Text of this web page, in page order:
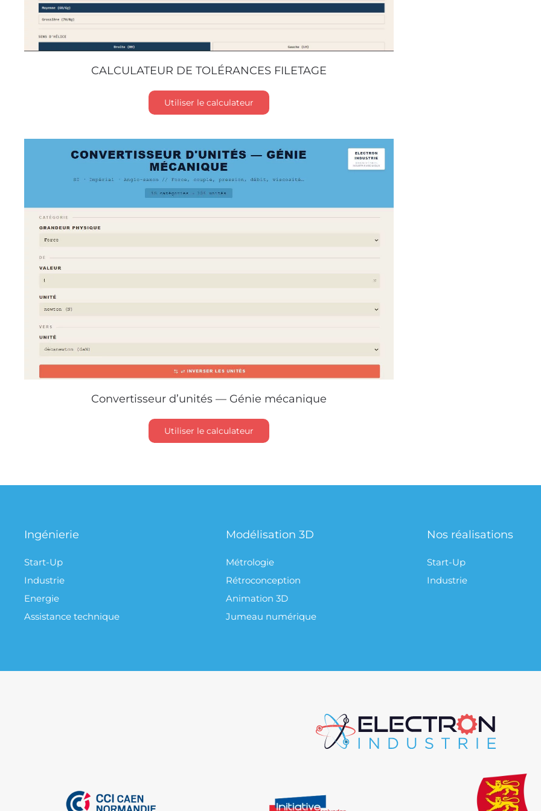
CALCULATEUR DE TOLÉRANCES FILETAGE
Utiliser le calculateur
Convertisseur d’unités — Génie mécanique
Utiliser le calculateur
Ingénierie
Start-Up
Industrie
Energie
Assistance technique
Modélisation 3D
Métrologie
Rétroconception
Animation 3D
Jumeau numérique
Nos réalisations
Start-Up
Industrie